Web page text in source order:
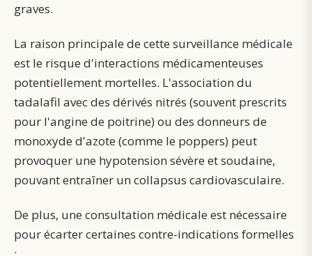
graves.
La raison principale de cette surveillance médicale
est le risque d'interactions médicamenteuses
potentiellement mortelles. L'association du
tadalafil avec des dérivés nitrés (souvent prescrits
pour l'angine de poitrine) ou des donneurs de
monoxyde d'azote (comme le poppers) peut
provoquer une hypotension sévère et soudaine,
pouvant entraîner un collapsus cardiovasculaire.
De plus, une consultation médicale est nécessaire
pour écarter certaines contre-indications formelles